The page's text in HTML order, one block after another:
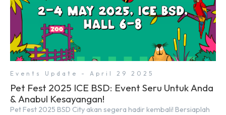
Events Update - April 29 2025
Pet Fest 2025 ICE BSD: Event Seru Untuk Anda
& Anabul Kesayangan!
Pet Fest 2025 BSD City akan segera hadir kembali! Bersiaplah